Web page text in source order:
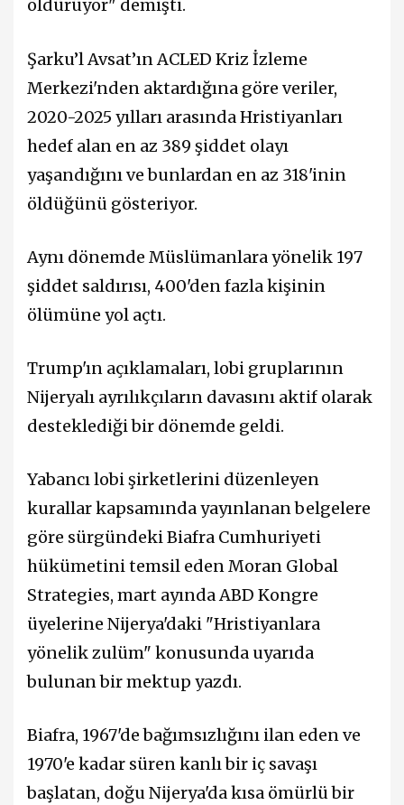
öldürüyor" demişti.
Şarku’l Avsat’ın ACLED Kriz İzleme
Merkezi'nden aktardığına göre veriler,
2020-2025 yılları arasında Hristiyanları
hedef alan en az 389 şiddet olayı
yaşandığını ve bunlardan en az 318'inin
öldüğünü gösteriyor.
Aynı dönemde Müslümanlara yönelik 197
şiddet saldırısı, 400'den fazla kişinin
ölümüne yol açtı.
Trump'ın açıklamaları, lobi gruplarının
Nijeryalı ayrılıkçıların davasını aktif olarak
desteklediği bir dönemde geldi.
Yabancı lobi şirketlerini düzenleyen
kurallar kapsamında yayınlanan belgelere
göre sürgündeki Biafra Cumhuriyeti
hükümetini temsil eden Moran Global
Strategies, mart ayında ABD Kongre
üyelerine Nijerya'daki "Hristiyanlara
yönelik zulüm" konusunda uyarıda
bulunan bir mektup yazdı.
Biafra, 1967'de bağımsızlığını ilan eden ve
1970'e kadar süren kanlı bir iç savaşı
başlatan, doğu Nijerya'da kısa ömürlü bir